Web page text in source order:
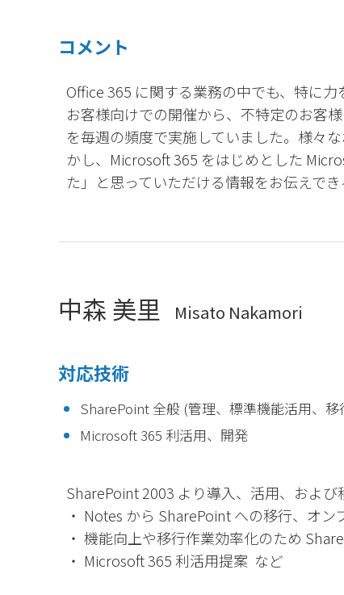
コメント
Office 365 に関する業務の中でも、特に
お客様向けでの開催から、不特定のお客
を毎週の頻度で実施していました。様々
かし、Microsoft 365 をはじめとした
た」と思っていただける情報をお伝えでき
中森 美里 Misato Nakamori
対応技術
SharePoint 全般 (管理、標準機能活用、移
Microsoft 365 利活用、開発
SharePoint 2003 より導入、活用、およ
・ Notes から SharePoint への移行、オ
・ 機能向上や移行作業効率化のため
・ Microsoft 365 利活用提案 など